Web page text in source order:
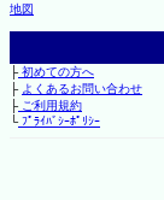
地図
├初めての方へ
├ よくあるお問い合わせ
├ご利用規約
└ﾌﾟﾗｲﾊﾞｼｰﾎﾟﾘｼｰ